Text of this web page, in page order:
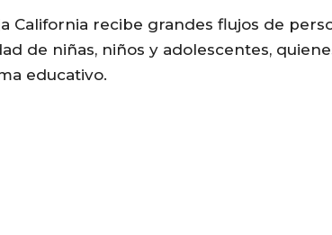
California recibe grandes flujos de
de niñas, niños y adolescentes,
educativo.